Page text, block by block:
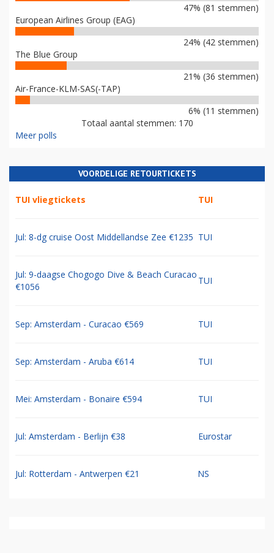
47% (81 stemmen)
European Airlines Group (EAG)
24% (42 stemmen)
The Blue Group
21% (36 stemmen)
Air-France-KLM-SAS(-TAP)
6% (11 stemmen)
Totaal aantal stemmen: 170
Meer polls
VOORDELIGE RETOURTICKETS
TUI vliegtickets TUI
Jul: 8-dg cruise Oost Middellandse Zee €1235 TUI
Jul: 9-daagse Chogogo Dive & Beach Curacao
€1056
TUI
Sep: Amsterdam - Curacao €569 TUI
Sep: Amsterdam - Aruba €614 TUI
Mei: Amsterdam - Bonaire €594 TUI
Jul: Amsterdam - Berlijn €38 Eurostar
Jul: Rotterdam - Antwerpen €21 NS